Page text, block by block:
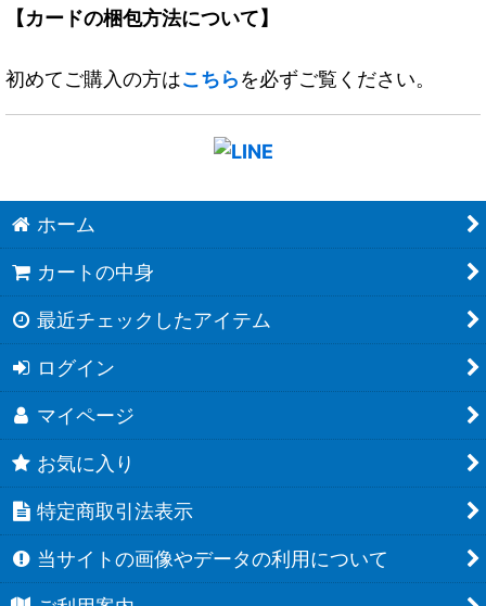
【カードの梱包方法について】
初めてご購入の方はこちらを必ずご覧ください。
ホーム
カートの中身
最近チェックしたアイテム
ログイン
マイページ
お気に入り
特定商取引法表示
当サイトの画像やデータの利用について